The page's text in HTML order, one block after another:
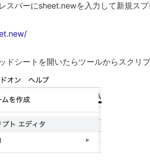
スバーにsheet.newを入力して新規スプ
ドシートを開いたらツールからスクリ